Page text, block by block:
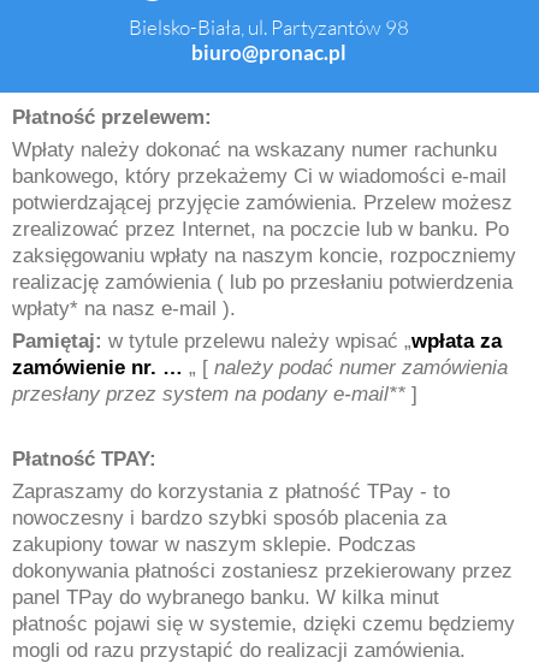
Bielsko-Biała, ul. Partyzantów 98
biuro@pronac.pl
Płatność przelewem:
Wpłaty należy dokonać na wskazany numer rachunku
bankowego, który przekażemy Ci w wiadomości e-mail
potwierdzającej przyjęcie zamówienia. Przelew możesz
zrealizować przez Internet, na poczcie lub w banku. Po
zaksięgowaniu wpłaty na naszym koncie, rozpoczniemy
realizację zamówienia ( lub po przesłaniu potwierdzenia
wpłaty* na nasz e-mail ).
Pamiętaj: w tytule przelewu należy wpisać „wpłata za
zamówienie nr. … „ [ należy podać numer zamówienia
przesłany przez system na podany e-mail** ]
Płatność TPAY:
Zapraszamy do korzystania z płatność TPay - to
nowoczesny i bardzo szybki sposób placenia za
zakupiony towar w naszym sklepie. Podczas
dokonywania płatności zostaniesz przekierowany przez
panel TPay do wybranego banku. W kilka minut
płatnośc pojawi się w systemie, dzięki czemu będziemy
mogli od razu przystapić do realizacji zamówienia.